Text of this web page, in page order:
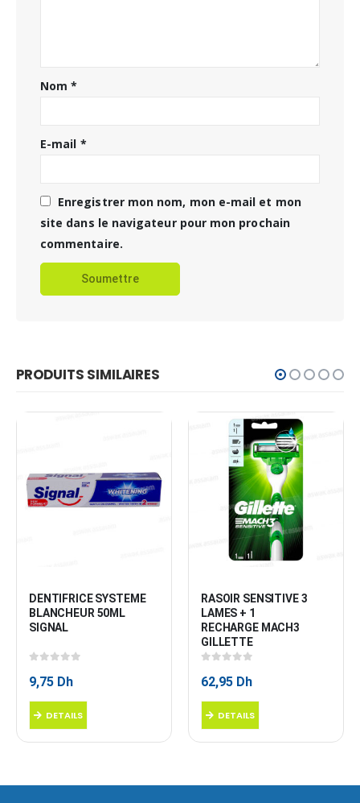
Nom*
E-mail *
Enregistrer mon nom, mon e-mail et mon
site dans le navigateur pour mon prochain
commentaire.
PRODUITS SIMILAIRES
DENTIFRICE SYSTEME
BLANCHEUR 50ML
SIGNAL
9,75 Dh
DETAILS
RASOIR SENSITIVE 3
LAMES + 1
RECHARGE MACH3
GILLETTE
62,95 Dh
DETAILS